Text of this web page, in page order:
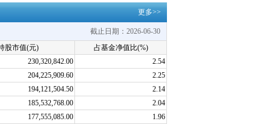
更多>>
截止日期：2026-06-30
股市值(元)
占基金净值比(%)
230,320,842.00
2.54
204,225,909.60
2.25
194,121,504.50
2.14
185,532,768.00
2.04
177,555,085.00
1.96